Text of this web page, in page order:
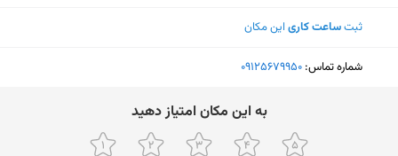
ثبتساعت کاری این مکان
شماره تماس: ‎09125679950
ﺑﻪ اﯾﻦ ﻣﮑﺎن اﻣﺘﯿﺎز دﻫﯿﺪ